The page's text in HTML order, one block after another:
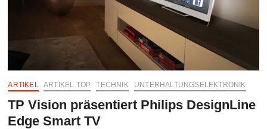
ARTIKEL ARTIKEL TOP TECHNIK UNTERHALTUNGSELEKTRONIK
TP Vision präsentiert Philips DesignLine
Edge Smart TV